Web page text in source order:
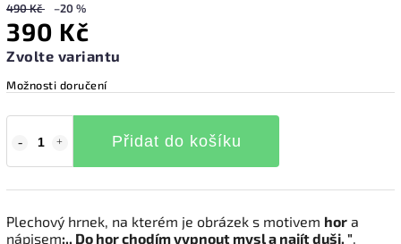
490 Kč –20 %
390 Kč
Zvolte variantu
Možnosti doručení
Přidat do košíku
Plechový hrnek, na kterém je obrázek s motivem hor a
nápisem:,, Do hor chodím vypnout mysl a najít duši. ".